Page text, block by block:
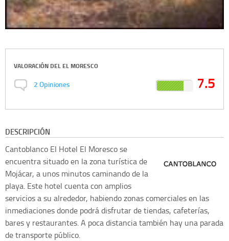
VALORACIÓN DEL EL MORESCO
2Opiniones 7.5
DESCRIPCIÓN
Cantoblanco El Hotel El Moresco se
encuentra situado en la zona turística de
Mojácar, a unos minutos caminando de la
playa. Este hotel cuenta con amplios
servicios a su alrededor, habiendo zonas comerciales en las
inmediaciones donde podrá disfrutar de tiendas, cafeterías,
bares y restaurantes. A poca distancia también hay una parada
de transporte público.